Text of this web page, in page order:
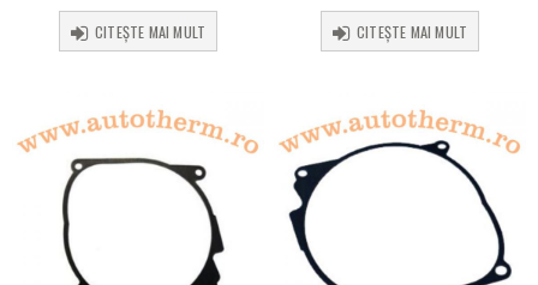
CITEȘTE MAI MULT CITEȘTE MAI MULT